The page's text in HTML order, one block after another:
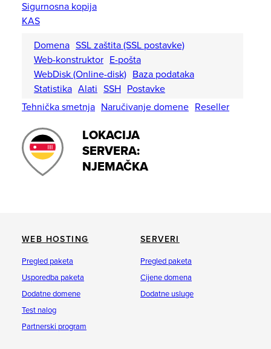
Sigurnosna kopija
KAS
Domena SSL zaštita (SSL postavke)
Web-konstruktor E-pošta
WebDisk (Online-disk) Baza podataka
Statistika Alati SSH Postavke
Tehnička smetnja Naručivanje domene Reseller
LOKACIJA
SERVERA:
NJEMAČKA
WEB HOSTING
Pregled paketa
Usporedba paketa
Dodatne domene
Test nalog
Partnerski program
SERVERI
Pregled paketa
Cijene domena
Dodatne usluge